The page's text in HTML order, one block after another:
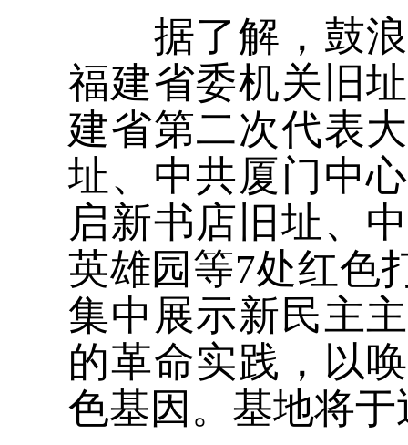
据了解，鼓浪
福建省委机关旧
建省第二次代表
址、中共厦门中
启新书店旧址、
英雄园等7处红色
集中展示新民主
的革命实践，以
色基因。基地将